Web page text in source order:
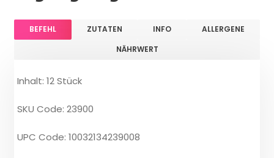
BEFEHL ZUTATEN INFO
ALLERGENE
NÄHRWERT
Inhalt: 12 Stück
SKU Code: 23900
UPC Code: 10032134239008